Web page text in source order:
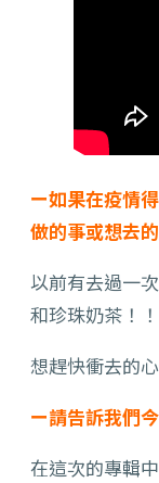
ー如果在疫情
做的事或想去
以前有去過一
和珍珠奶茶！！
想趕快衝去的
ー請告訴我們
在這次的專輯